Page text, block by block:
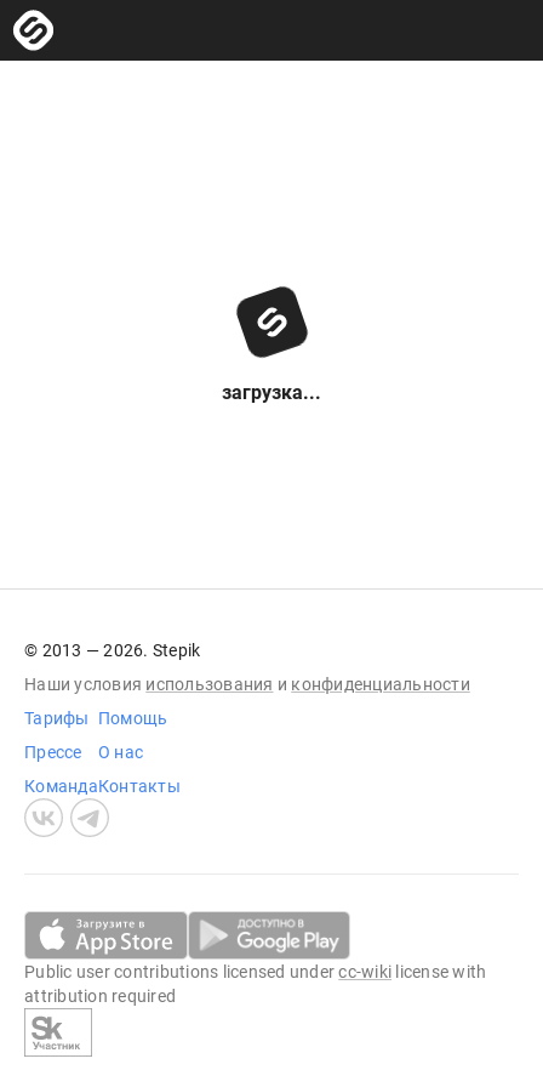
загрузка...
© 2013 — 2026. Stepik
Наши условия использования и конфиденциальности
Тарифы
Прессе
Команда
Помощь
О нас
Контакты
Public user contributions licensed undercc-wiki license with
attribution required